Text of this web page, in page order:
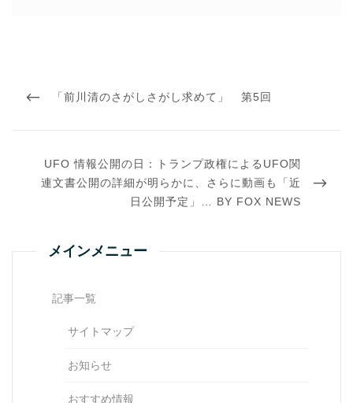
PREVIOUS
「前川清のさがしさがし求めて」 第5回
NEXT
POST
UFO 情報公開の日：トランプ政権によるUFO関
連文書公開の詳細が明らかに、さらに動画も「近
日公開予定」… BY FOX NEWS
メインメニュー
記事一覧
サイトマップ
お知らせ
おすすめ情報